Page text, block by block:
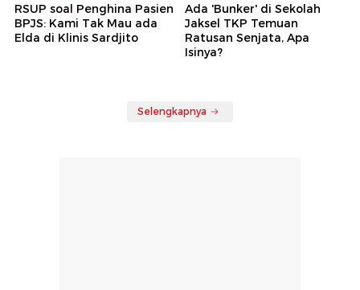
RSUP soal Penghina Pasien
BPJS: Kami Tak Mau ada
Elda di Klinis Sardjito
Ada 'Bunker' di Sekolah
Jaksel TKP Temuan
Ratusan Senjata, Apa
Isinya?
Selengkapnya